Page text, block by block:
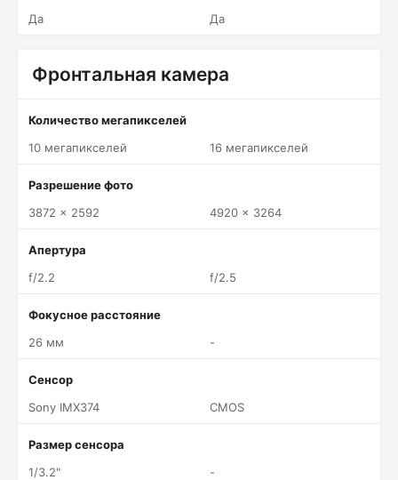
Да Да
Фронтальная камера
Количество мегапикселей
10 мегапикселей
16 мегапикселей
Разрешение фото
3872 x 2592
4920 x 3264
Апертура
f/2.2
f/2.5
Фокусное расстояние
26 мм
-
Сенсор
Sony IMX374
CMOS
Размер сенсора
1/3.2"
-